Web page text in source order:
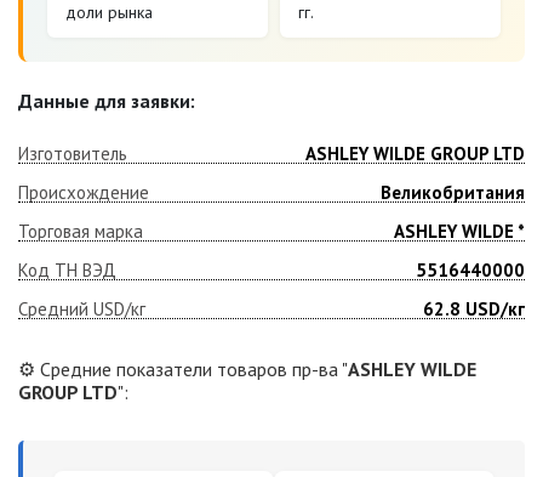
доли рынка
гг.
Данные для заявки:
Изготовитель
ASHLEY WILDE GROUP LTD
Происхождение
Великобритания
Торговая марка
ASHLEY WILDE *
Код ТН ВЭД
5516440000
Средний USD/кг
62.8 USD/кг
⚙️ Средние показатели товаров пр-ва "ASHLEY WILDE
GROUP LTD":